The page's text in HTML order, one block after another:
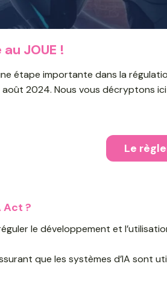
JOUE !
étape importante dans la
2024. Nous vous décryptons
Le
Act ?
le développement et
que les systèmes d’IA